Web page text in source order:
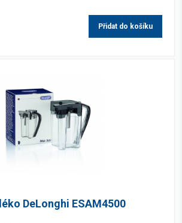
Přidat do košíku
DeLonghi ESAM4500